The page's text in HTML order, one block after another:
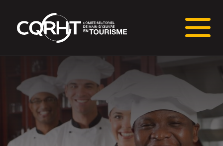
Connaissances stratégiques
Informations sur le marché du travail (IMT)
Tableaux de bord de l’industrie touristique